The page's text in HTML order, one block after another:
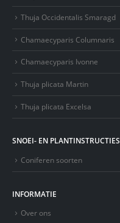
Thuja Occidentalis Smaragd
Chamaecyparis Columnaris
Chamaecyparis Ivonne
Thuja plicata Martin
Thuja plicata Excelsa
SNOEI- EN PLANTINSTRUCTIES
Coniferen soorten
INFORMATIE
Over ons